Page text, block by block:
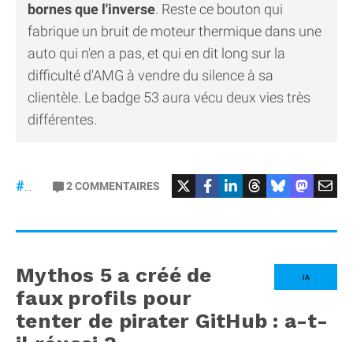
bornes que l'inverse. Reste ce bouton qui
fabrique un bruit de moteur thermique dans une
auto qui n'en a pas, et qui en dit long sur la
difficulté d'AMG à vendre du silence à sa
clientèle. Le badge 53 aura vécu deux vies très
différentes.
#gt53 #Mercedes
2COMMENTAIRES
IA
Mythos 5 a créé de
faux profils pour
tenter de pirater GitHub : a-t-